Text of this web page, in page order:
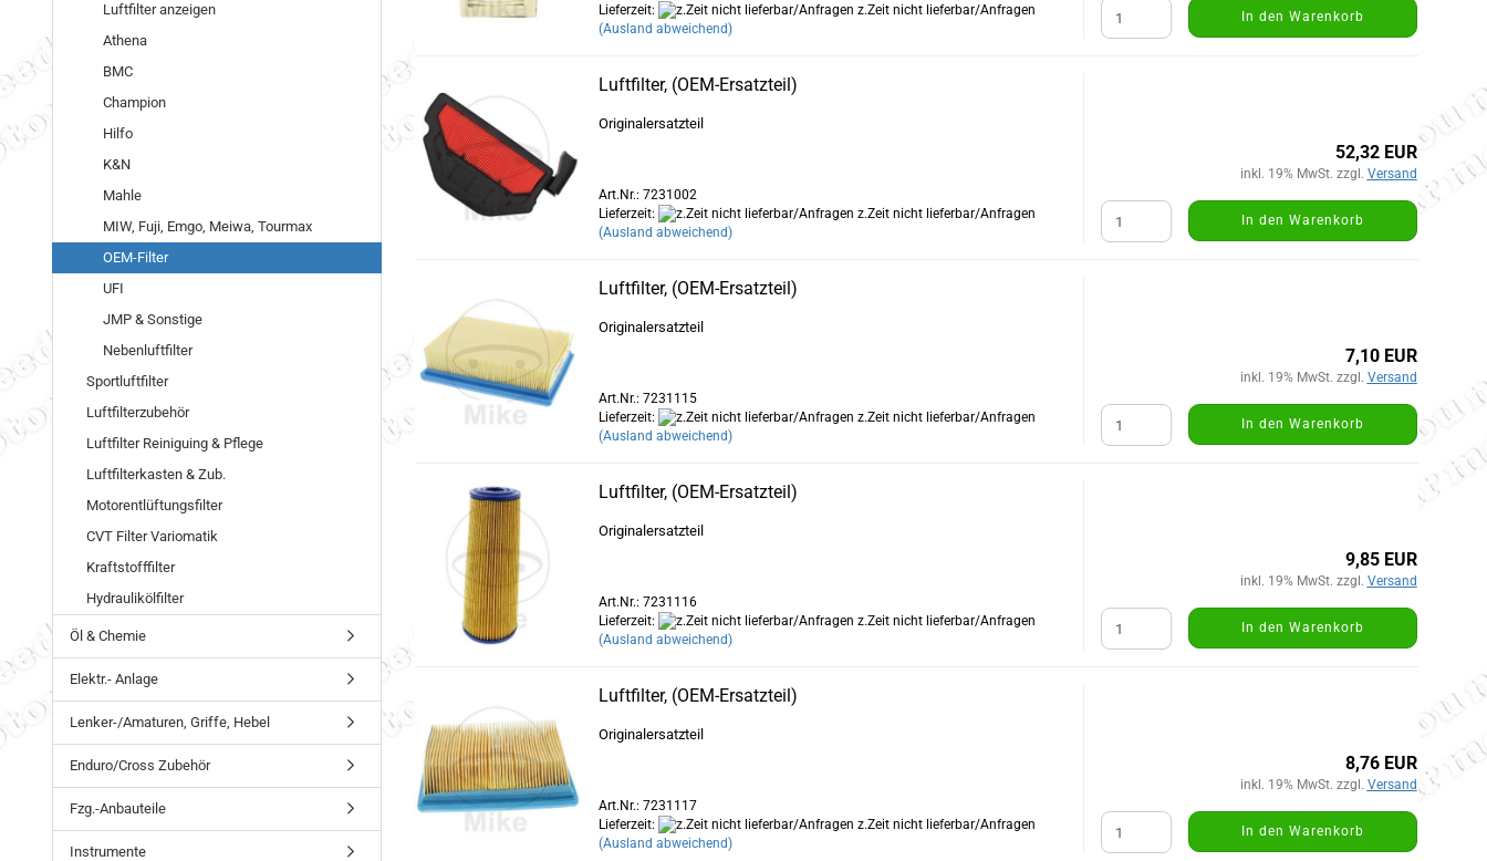
Lieferzeit:
z.Zeit nicht lieferbar/Anfragen
(Ausland abweichend)
In den Warenkorb
Luftfilter, (OEM-Ersatzteil)
Originalersatzteil
Art.Nr.: 7231002
Lieferzeit:
z.Zeit nicht lieferbar/Anfragen
(Ausland abweichend)
52,32 EUR
inkl. 19% MwSt. zzgl. Versand
In den Warenkorb
Luftfilter, (OEM-Ersatzteil)
Originalersatzteil
Art.Nr.: 7231115
Lieferzeit:
z.Zeit nicht lieferbar/Anfragen
(Ausland abweichend)
7,10 EUR
inkl. 19% MwSt. zzgl. Versand
In den Warenkorb
Luftfilter, (OEM-Ersatzteil)
Originalersatzteil
Art.Nr.: 7231116
Lieferzeit:
z.Zeit nicht lieferbar/Anfragen
(Ausland abweichend)
9,85 EUR
inkl. 19% MwSt. zzgl. Versand
In den Warenkorb
Luftfilter, (OEM-Ersatzteil)
Originalersatzteil
Art.Nr.: 7231117
Lieferzeit:
z.Zeit nicht lieferbar/Anfragen
(Ausland abweichend)
8,76 EUR
inkl. 19% MwSt. zzgl. Versand
In den Warenkorb
Luftfilter anzeigen
Athena
BMC
Champion
Hilfo
K&N
Mahle
MIW, Fuji, Emgo, Meiwa, Tourmax
OEM-Filter
UFI
JMP & Sonstige
Nebenluftfilter
Sportluftfilter
Luftfilterzubehör
Luftfilter Reiniguing & Pflege
Luftfilterkasten & Zub.
Motorentlüftungsfilter
CVT Filter Variomatik
Kraftstofffilter
Hydraulikölfilter
Öl & Chemie
Elektr.- Anlage
Lenker-/Amaturen, Griffe, Hebel
Enduro/Cross Zubehör
Fzg.-Anbauteile
Instrumente